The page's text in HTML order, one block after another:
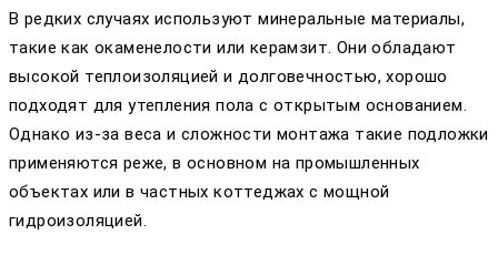
В редких случаях используют минеральные материалы,
такие как окаменелости или керамзит. Они обладают
высокой теплоизоляцией и долговечностью, хорошо
подходят для утепления пола с открытым основанием.
Однако из-за веса и сложности монтажа такие подложки
применяются реже, в основном на промышленных
объектах или в частных коттеджах с мощной
гидроизоляцией.